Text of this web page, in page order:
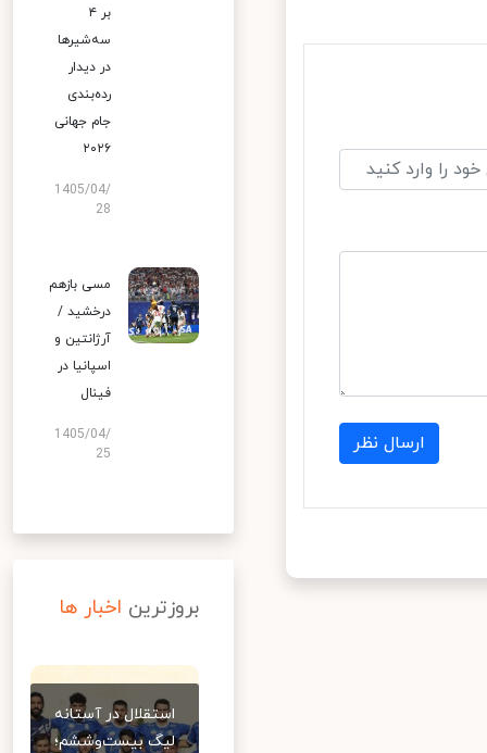
ارسال نظر
بر ۴
سه‌شیرها
در دیدار
رده‌بندی
جام جهانی
۲۰۲۶
1405/04/
28
مسی بازهم
درخشید /
آرژانتین و
اسپانیا در
فینال
1405/04/
25
بروزترین اخبار ها
استقلال در آستانه
لیگ بیست‌وششم؛